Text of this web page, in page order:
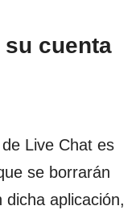
cuenta
Live Chat es
se borrarán
aplicación,